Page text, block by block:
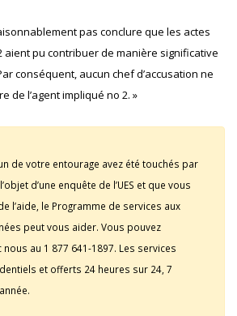
pas conclure que les actes
aient pu contribuer de manière significative
conséquent, aucun chef d’accusation ne
de l’agent impliqué no 2. »
de votre entourage avez été touchés par
d’une enquête de l’UES et que vous
l’aide, le Programme de services aux
peut vous aider. Vous pouvez
au 1 877 641-1897. Les services
et offerts 24 heures sur 24, 7